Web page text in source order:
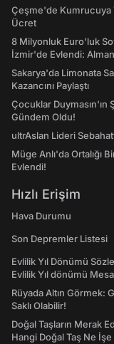
Çeşme'de Kumrucuya
Ücret
8 Milyonluk Euro'luk
İzmir'de Evlendi:
Sakarya'da Limonata
Kazancını Paylaştı
Çocuklar
Gündem Oldu!
ultrAslan Lideri
Müge Anlı'da Ortalığı
Evlendi!
Hızlı Erişim
Hava Durumu
Son Depremler Listesi
Evlilik Yıl Dönümü
Evlilik Yıl dönümü
Rüyada Altın Görmek:
Saklı Olabilir!
Doğal Taşların Merak
Hangi Doğal Taş Ne İşe